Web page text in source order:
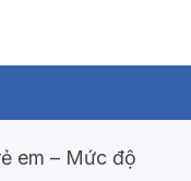
em – Mức độ